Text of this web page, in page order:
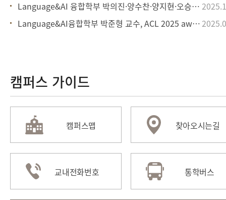
Language&AI 융합학부 박의진·양수찬·양지현·오승준·이승호 학생, H.O.
Language&AI융합학부 박준형 교수, ACL 2025 awards 수상
캠퍼스 가이드
캠퍼스맵 찾아오시는길
교내전화번호 통학버스